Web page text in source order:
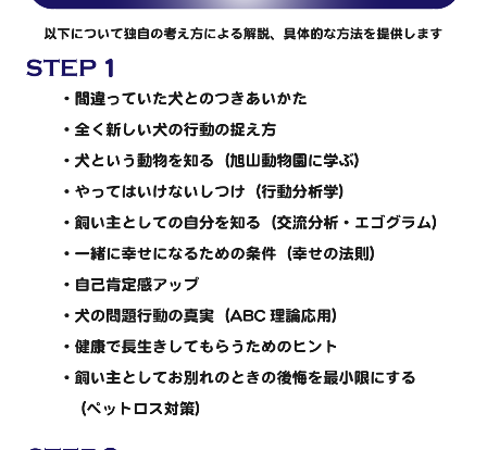
これからも、たくさんの飼い主さんとご
愛犬が幸せになるためのサポートを、一
つ一つ丁寧楽しんでいきたいと思いま
す。
愛犬に向き合って受講したら、自分が幸
せになって、愛犬を幸せにするこができ
るようになりました。引き寄せてくれた
愛犬に感謝です。
今後は、誰もが簡単に愛犬を描いて癒さ
れる、そんなパステルアート教室を開催
していきます。